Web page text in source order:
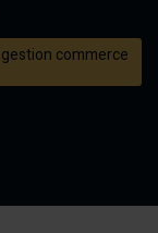
commerce